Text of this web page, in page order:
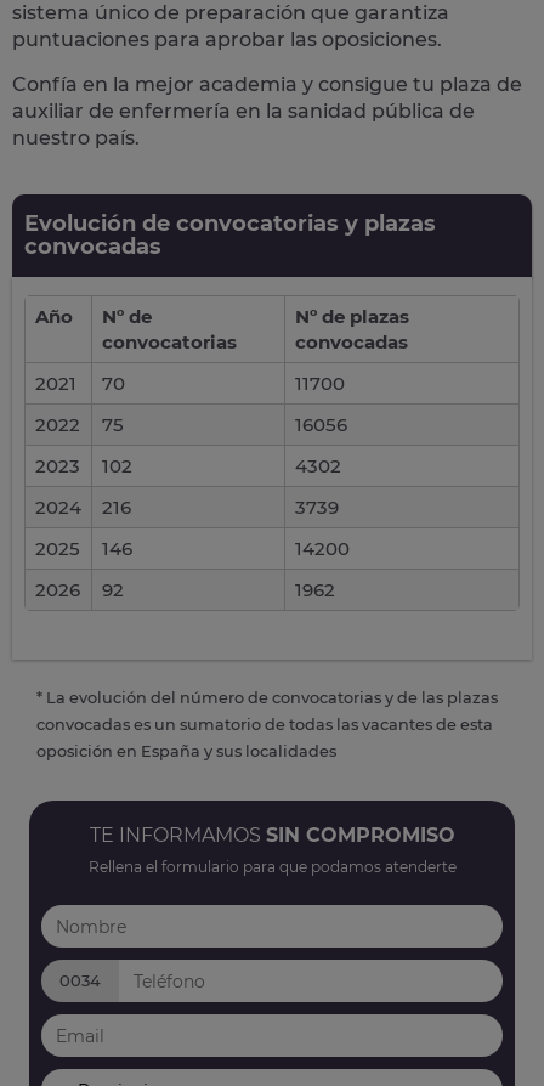
sistema único de preparación que garantiza
puntuaciones para aprobar las oposiciones.
Confía en la mejor academia y consigue tu plaza de
auxiliar de enfermería en la sanidad pública de
nuestro país.
Evolución de convocatorias y plazas
convocadas
Año
Nº de
convocatorias
Nº de plazas
convocadas
2021
70
11700
2022
75
16056
2023
102
4302
2024
216
3739
2025
146
14200
2026
92 1962
* La evolución del número de convocatorias y de las plazas
convocadas es un sumatorio de todas las vacantes de esta
oposición en España y sus localidades
TE INFORMAMOS SIN COMPROMISO
Rellena el formulario para que podamos atenderte
0034